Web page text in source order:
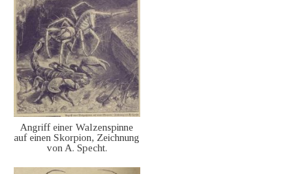
Angriff einer Walzenspinne
auf einen Skorpion, Zeichnung
von A. Specht.